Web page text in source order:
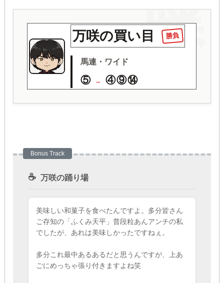
勝
万咲の買い目 勝負
馬連・ワイド
⑤ → ④⑨⑭
Bonus Track
☕ 万咲の踊り場
美味しい和菓子を食べたんですよ。多分皆さん
ご存知の「ふくみ天平」普段粒あんアンチの私
でしたが、あれは美味しかったですねぇ。
多分これ最中あるあるだと思うんですが、上あ
ごにめっちゃ張り付きますよね笑